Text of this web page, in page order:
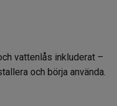
vattenlås inkluderat –
och börja använda.